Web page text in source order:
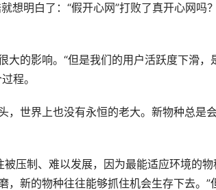
想明白了：“假开心网”打败了真开心网吗
大的影响。“但是我们的用户活跃度下滑，
程。
，世界上也没有永恒的老大。新物种总是
压制、难以发展，因为最能适应环境的物
新的物种往往能够抓住机会生存下去。”